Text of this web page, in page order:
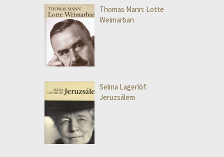
Thomas Mann: Lotte
Weimarban
Selma Lagerlöf:
Jeruzsálem